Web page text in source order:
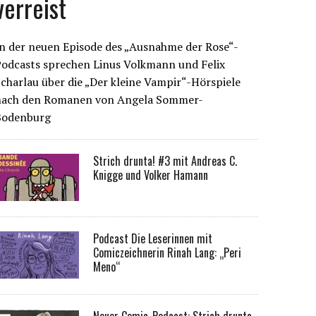
der neuen Episode des „Ausnahme der Rose“-
sprechen Linus Volkmann und Felix
über die „Der kleine Vampir“-Hörspiele
den Romanen von Angela Sommer-
Strich drunta! #3 mit Andreas C.
Knigge und Volker Hamann
Podcast Die Leserinnen mit
Comiczeichnerin Rinah Lang: „Peri
Meno“